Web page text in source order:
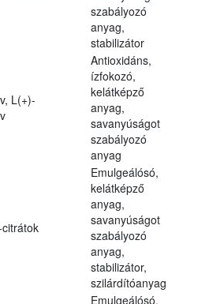
szabályozó
anyag,
stabilizátor
L(+)-
Antioxidáns,
ízfokozó,
kelátképző
anyag,
savanyúságot
szabályozó
anyag
Emulgeálósó,
kelátképző
anyag,
savanyúságot
szabályozó
anyag,
stabilizátor,
szilárdítóanyag
Emulgeálósó,